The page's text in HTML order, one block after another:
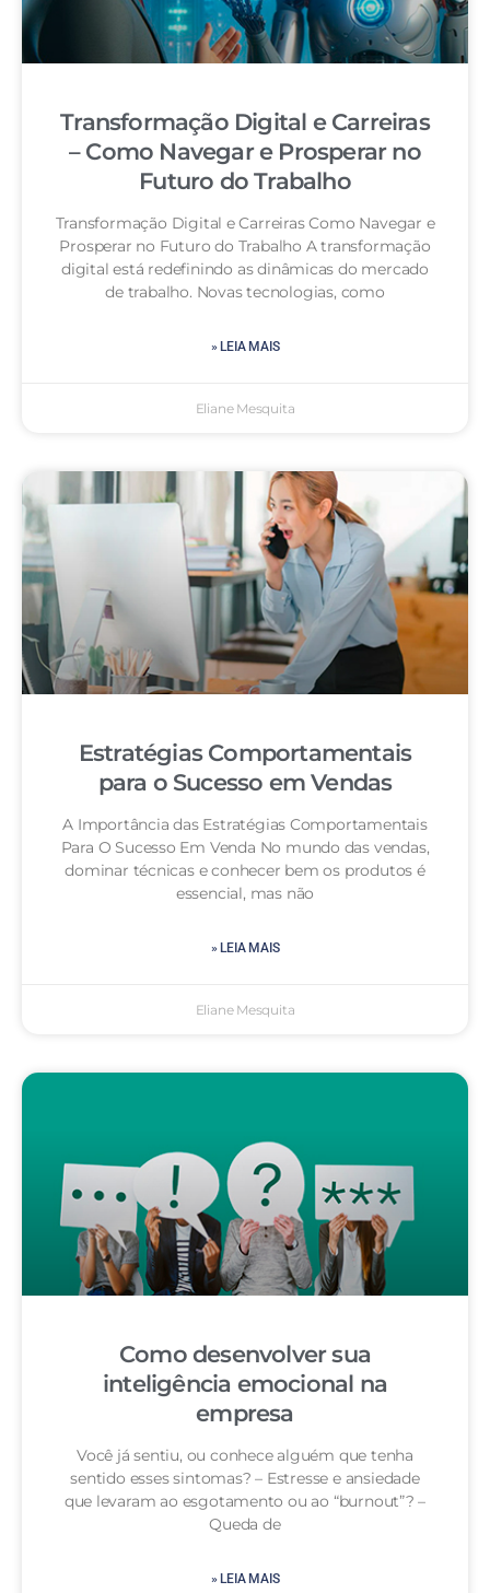
Transformação Digital e Carreiras
– Como Navegar e Prosperar no
Futuro do Trabalho
Transformação Digital e Carreiras Como Navegar e
Prosperar no Futuro do Trabalho A transformação
digital está redefinindo as dinâmicas do mercado
de trabalho. Novas tecnologias, como
» LEIA MAIS
Eliane Mesquita
Estratégias Comportamentais
para o Sucesso em Vendas
A Importância das Estratégias Comportamentais
Para O Sucesso Em Venda No mundo das vendas,
dominar técnicas e conhecer bem os produtos é
essencial, mas não
» LEIA MAIS
Eliane Mesquita
Como desenvolver sua
inteligência emocional na
empresa
Você já sentiu, ou conhece alguém que tenha
sentido esses sintomas? – Estresse e ansiedade
que levaram ao esgotamento ou ao “burnout”? –
Queda de
» LEIA MAIS